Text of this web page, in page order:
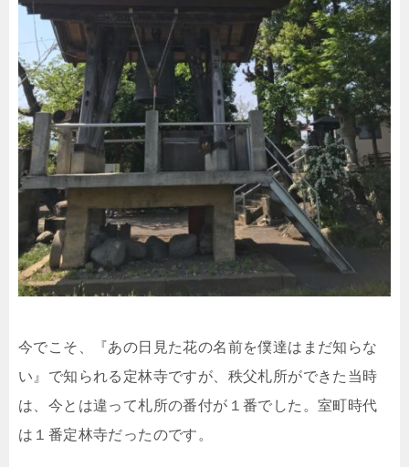
今でこそ、『あの日見た花の名前を僕達はまだ知らな
い』で知られる定林寺ですが、秩父札所ができた当時
は、今とは違って札所の番付が１番でした。室町時代
は１番定林寺だったのです。